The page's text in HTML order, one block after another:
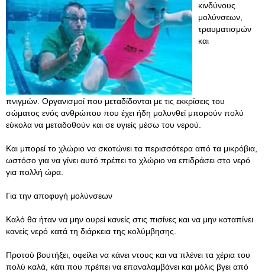
κινδύνους
μολύνσεων,
τραυματισμών
και
πνιγμών. Οργανισμοί που μεταδίδονται με τις εκκρίσεις του
σώματος ενός ανθρώπου που έχει ήδη μολυνθεί μπορούν πολύ
εύκολα να μεταδοθούν και σε υγιείς μέσω του νερού.
Και μπορεί το χλώριο να σκοτώνει τα περισσότερα από τα μικρόβια,
ωστόσο για να γίνει αυτό πρέπει το χλώριο να επιδράσει στο νερό
για πολλή ώρα.
Για την αποφυγή μολύνσεων
Καλό θα ήταν να μην ουρεί κανείς στις πισίνες και να μην καταπίνει
κανείς νερό κατά τη διάρκεια της κολύμβησης.
Προτού βουτήξει, οφείλει να κάνει ντους και να πλένει τα χέρια του
πολύ καλά, κάτι που πρέπει να επαναλαμβάνει και μόλις βγει από